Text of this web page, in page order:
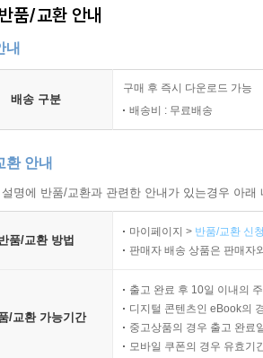
품/교환 안내
내
배송 구분
구매 후 즉시 다운로드 가능
배송비 : 무료배송
환 안내
명에 반품/교환과 관련한 안내가 있는경우 아
품/교환 방법
마이페이지 > 반품/교환 신
판매자 배송 상품은 판매자
/교환 가능기간
출고 완료 후 10일 이내의
디지털 콘텐츠인 eBook의
중고상품의 경우 출고 완료
모바일 쿠폰의 경우 유효기